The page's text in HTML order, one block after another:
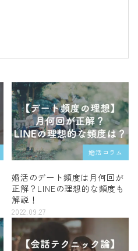
婚活コラム
婚活のデート頻度は月何回が
正解？LINEの理想的な頻度も
解説！
2022.09.27